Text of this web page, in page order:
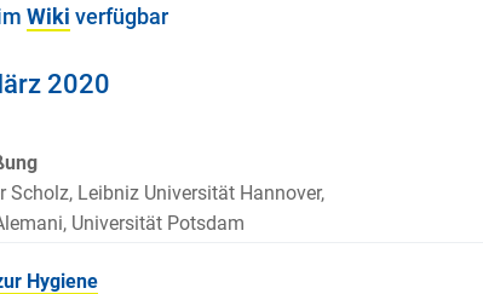
Wiki verfügbar
2020
Scholz, Leibniz Universität Hannover,
Universität Potsdam
Hygiene